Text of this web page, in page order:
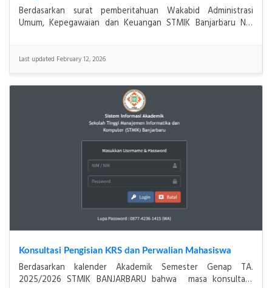
Berdasarkan surat pemberitahuan Wakabid Administrasi
Umum, Kepegawaian dan Keuangan STMIK Banjarbaru No.
Last updated February 12, 2026
Konsultasi Pengisian KRS dan Perwalian Mahasiswa
Berdasarkan kalender Akademik Semester Genap TA.
2025/2026 STMIK BANJARBARU bahwa masa konsultasi